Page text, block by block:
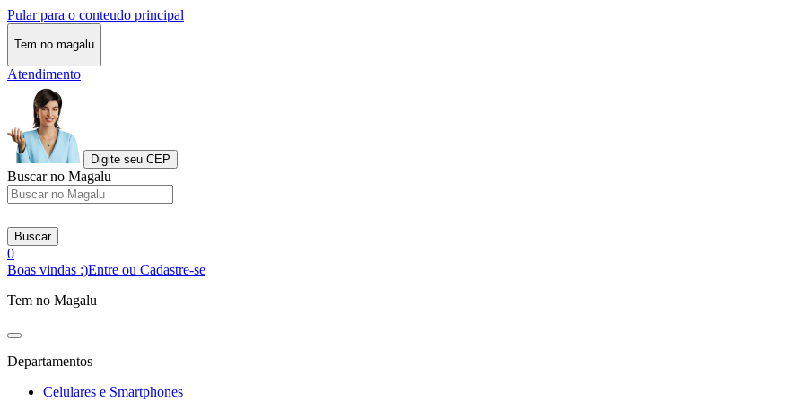
Pular para o conteudo principal
Tem no magalu
Atendimento
Digite seu CEP
Buscar no Magalu
Buscar
0
Boas vindas :)Entre ou Cadastre-se
Tem no Magalu
Departamentos
Celulares e Smartphones